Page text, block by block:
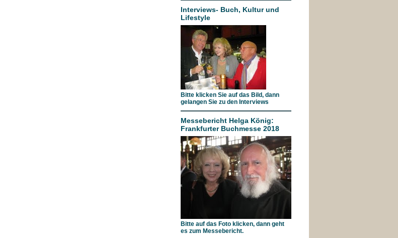
Interviews- Buch, Kultur und
Lifestyle
Bitte klicken Sie auf das Bild, dann
gelangen Sie zu den Interviews
Messebericht Helga König:
Frankfurter Buchmesse 2018
Bitte auf das Foto klicken, dann geht
es zum Messebericht.